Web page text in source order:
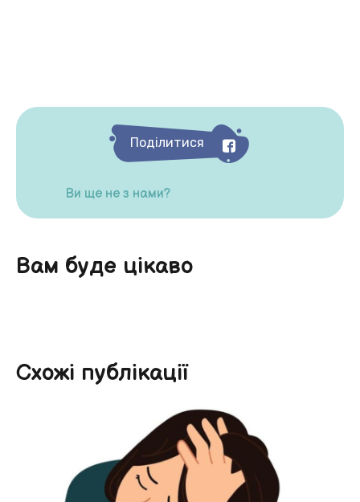
Поділитися
Ви ще не з нами?
Вам буде цікаво
Схожі публікації